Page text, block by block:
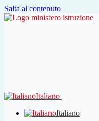
Salta al contenuto
Italiano
Italiano